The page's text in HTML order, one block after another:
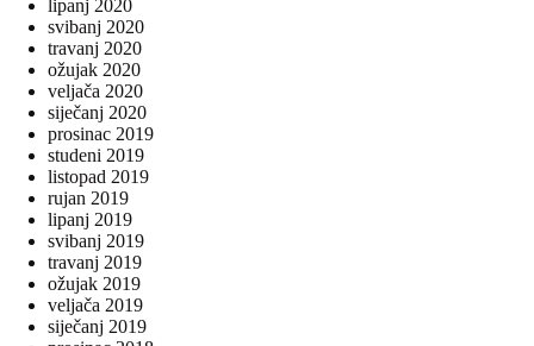
lipanj 2020
svibanj 2020
travanj 2020
ožujak 2020
veljača 2020
siječanj 2020
prosinac 2019
studeni 2019
listopad 2019
rujan 2019
lipanj 2019
svibanj 2019
travanj 2019
ožujak 2019
veljača 2019
siječanj 2019